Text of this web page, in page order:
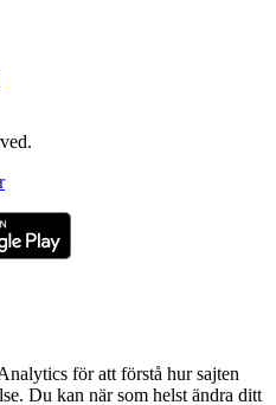
för att förstå hur sajten
Du kan när som helst ändra ditt